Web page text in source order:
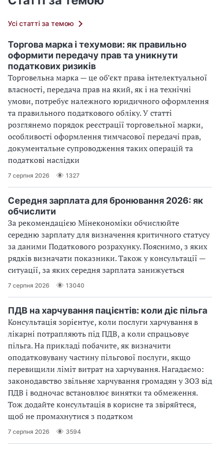
Усі статті за темою
Торгова марка і техумови: як правильно
оформити передачу прав та уникнути
податкових ризиків
Торговельна марка — це об’єкт права інтелектуальної
власності, передача прав на який, як і на технічні
умови, потребує належного юридичного оформлення
та правильного податкового обліку. У статті
розглянемо порядок реєстрації торговельної марки,
особливості оформлення тимчасової передачі прав,
документальне супроводження таких операцій та
податкові наслідки
7 серпня 2026 1327
Середня зарплата для бронювання 2026: як
обчислити
За рекомендацією Мінекономіки обчислюйте
середню зарплату для визначення критичного статусу
за даними Податкового розрахунку. Пояснимо, з яких
рядків визначати показники. Також у консультації —
ситуації, за яких середня зарплата занижується
7 серпня 2026 13040
ПДВ на харчування пацієнтів: коли діє пільга
Консультація зорієнтує, коли послуги харчування в
лікарні потрапляють під ПДВ, а коли спрацьовує
пільга. На прикладі побачите, як визначити
оподатковувану частину пільгової послуги, якщо
перевищили ліміт витрат на харчування. Нагадаємо:
законодавство звільняє харчування громадян у ЗОЗ від
ПДВ і водночас встановлює винятки та обмеження.
Тож додайте консультація в корисне та звіряйтеся,
щоб не промахнутися з податком
7 серпня 2026 3594